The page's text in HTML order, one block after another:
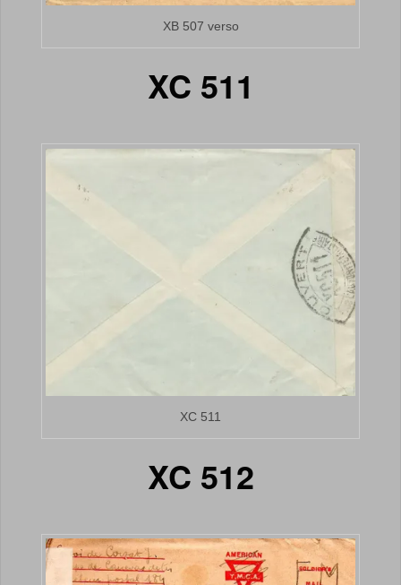
XB 507 verso
XC 511
XC 511
XC 512